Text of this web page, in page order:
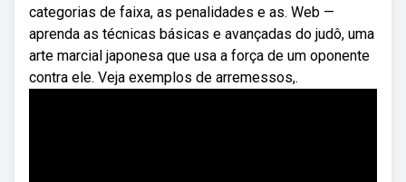
categorias de faixa, as penalidades e as. Web —
aprenda as técnicas básicas e avançadas do judô, uma
arte marcial japonesa que usa a força de um oponente
contra ele. Veja exemplos de arremessos,.